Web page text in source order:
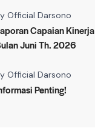
Official Darsono
Capaian Kinerja
Juni Th. 2026
Official Darsono
Penting!